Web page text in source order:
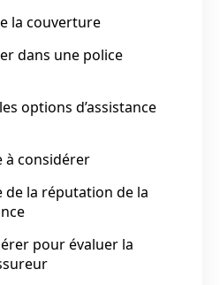
la couverture
dans une police
options d’assistance
à considérer
de la réputation de la
pour évaluer la